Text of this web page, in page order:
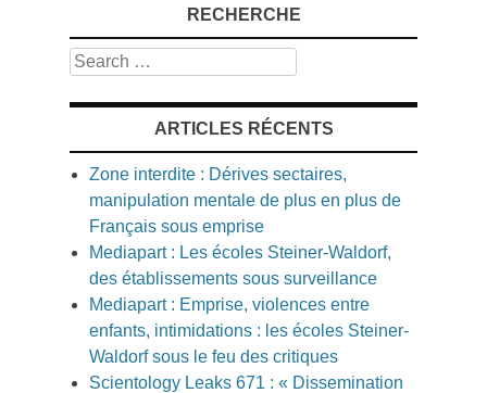
RECHERCHE
Search
ARTICLES RÉCENTS
Zone interdite : Dérives sectaires,
manipulation mentale de plus en plus de
Français sous emprise
Mediapart : Les écoles Steiner-Waldorf,
des établissements sous surveillance
Mediapart : Emprise, violences entre
enfants, intimidations : les écoles Steiner-
Waldorf sous le feu des critiques
Scientology Leaks 671 : « Dissemination